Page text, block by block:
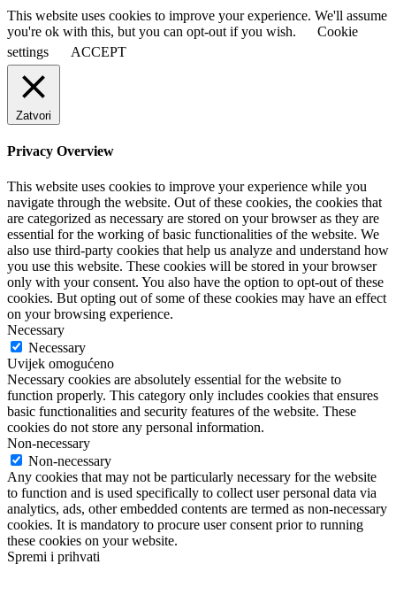
This website uses cookies to improve your experience. We'll assume
you're ok with this, but you can opt-out if you wish.
Cookie
settings
ACCEPT
Zatvori
Privacy Overview
This website uses cookies to improve your experience while you
navigate through the website. Out of these cookies, the cookies that
are categorized as necessary are stored on your browser as they are
essential for the working of basic functionalities of the website. We
also use third-party cookies that help us analyze and understand how
you use this website. These cookies will be stored in your browser
only with your consent. You also have the option to opt-out of these
cookies. But opting out of some of these cookies may have an effect
on your browsing experience.
Necessary
Necessary
Uvijek omogućeno
Necessary cookies are absolutely essential for the website to
function properly. This category only includes cookies that ensures
basic functionalities and security features of the website. These
cookies do not store any personal information.
Non-necessary
Non-necessary
Any cookies that may not be particularly necessary for the website
to function and is used specifically to collect user personal data via
analytics, ads, other embedded contents are termed as non-necessary
cookies. It is mandatory to procure user consent prior to running
these cookies on your website.
Spremi i prihvati